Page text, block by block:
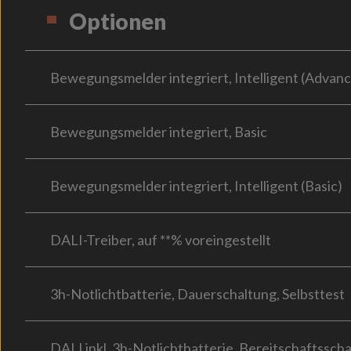
Optionen
Bewegungsmelder integriert, Intelligent
Bewegungsmelder integriert, Basic
Bewegungsmelder integriert, Intelligent (Basic)
DALI-Treiber, auf **% voreingestellt
3h-Notlichtbatterie, Dauerschaltung, Selbsttest